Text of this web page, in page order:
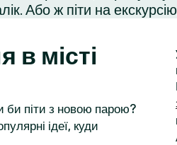
Або ж піти на
в місті
би піти з новою парою?
ідеї, куди